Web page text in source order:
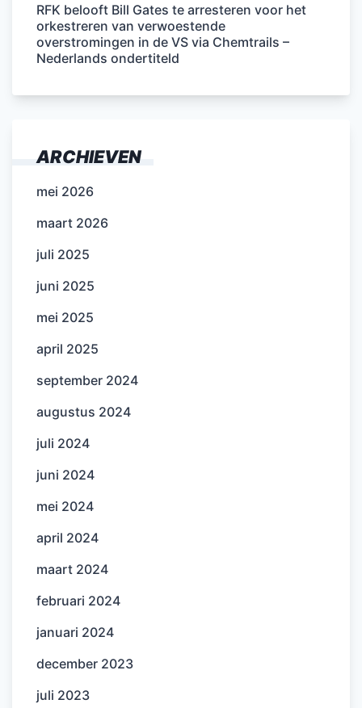
RFK belooft Bill Gates te arresteren voor het
orkestreren van verwoestende
overstromingen in de VS via Chemtrails –
Nederlands ondertiteld
ARCHIEVEN
mei 2026
maart 2026
juli 2025
juni 2025
mei 2025
april 2025
september 2024
augustus 2024
juli 2024
juni 2024
mei 2024
april 2024
maart 2024
februari 2024
januari 2024
december 2023
juli 2023